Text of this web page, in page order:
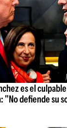
es el
"No defiende su